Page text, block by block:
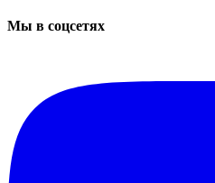
Мы в соцсетях